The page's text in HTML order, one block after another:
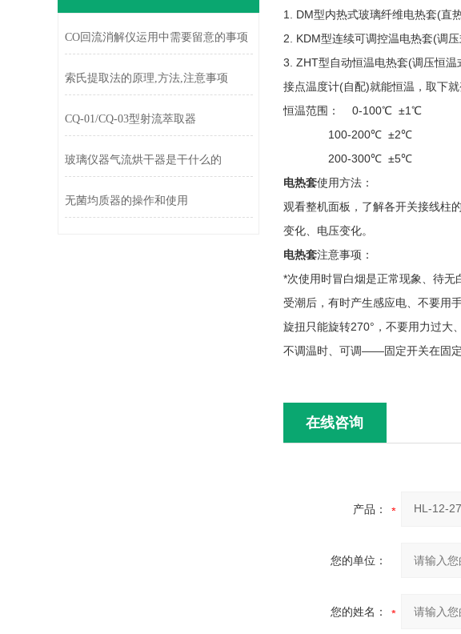
1. DM型内热式玻璃纤维电热套(直
2. KDM型连续可调控温电热套(调
3. ZHT型自动恒温电热套(调压恒
接点温度计(自配)就能恒温，取下
恒温范围： 0-100℃ ±1℃
100-200℃ ±2℃
200-300℃ ±5℃
电热套使用方法：
观看整机面板，了解各开关接线柱
变化、电压变化。
电热套注意事项：
*次使用时冒白烟是正常现象、待无
受潮后，有时产生感应电、不要用
旋扭只能旋转270°，不要用力过大
不调温时、可调——固定开关在固定
在线咨询
产品：
您的单位：
您的姓名：
CO回流消解仪运用中需要留意的事项
索氏提取法的原理,方法,注意事项
CQ-01/CQ-03型射流萃取器
玻璃仪器气流烘干器是干什么的
无菌均质器的操作和使用